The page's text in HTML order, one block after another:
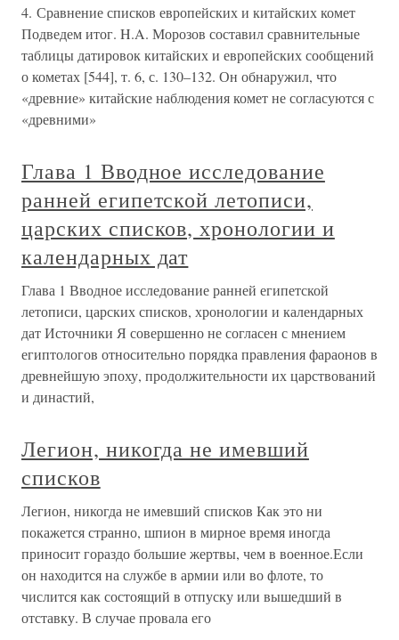
4. Сравнение списков европейских и китайских комет
Подведем итог. H.A. Морозов составил сравнительные
таблицы датировок китайских и европейских сообщений
о кометах [544], т. 6, с. 130–132. Он обнаружил, что
«древние» китайские наблюдения комет не согласуются с
«древними»
Глава 1 Вводное исследование
ранней египетской летописи,
царских списков, хронологии и
календарных дат
Глава 1 Вводное исследование ранней египетской
летописи, царских списков, хронологии и календарных
дат Источники Я совершенно не согласен с мнением
египтологов относительно порядка правления фараонов в
древнейшую эпоху, продолжительности их царствований
и династий,
Легион, никогда не имевший
списков
Легион, никогда не имевший списков Как это ни
покажется странно, шпион в мирное время иногда
приносит гораздо большие жертвы, чем в военное.Если
он находится на службе в армии или во флоте, то
числится как состоящий в отпуску или вышедший в
отставку. В случае провала его